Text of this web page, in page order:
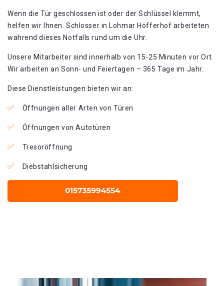
Wenn die Tür geschlossen ist oder der Schlüssel klemmt,
helfen wir Ihnen. Schlosser in Lohmar Höfferhof arbeiteten
während dieses Notfalls rund um die Uhr.
Unsere Mitarbeiter sind innerhalb von 15-25 Minuten vor Ort.
Wir arbeiten an Sonn- und Feiertagen – 365 Tage im Jahr.
Diese Dienstleistungen bieten wir an:
Öffnungen aller Arten von Türen
Öffnungen von Autotüren
Tresoröffnung
Diebstahlsicherung